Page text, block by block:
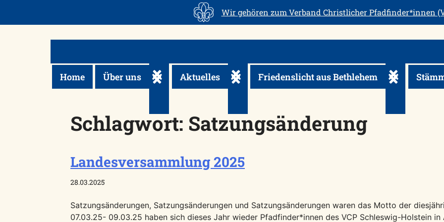
Wir gehören zum Verband Christlicher Pfadfinder*innen
Home Über uns Untermenü ein-/ausklappen
Aktuelles Untermenü ein-/ausklappen
Friedenslicht aus Bethlehem Untermenü
Schlagwort: Satzungsänderung
Landesversammlung 2025
28.03.2025
Satzungsänderungen, Satzungsänderungen und Satzungsänderungen waren das Motto der
07.03.25- 09.03.25 haben sich dieses Jahr wieder Pfadfinder*innen des VCP Schleswig-Holstein in